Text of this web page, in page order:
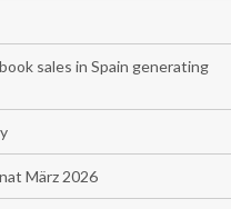
sales in Spain generating
März 2026